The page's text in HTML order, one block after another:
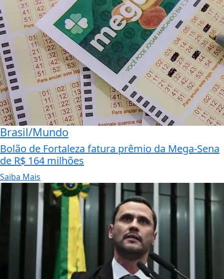
Brasil/Mundo
Bolão de Fortaleza fatura prêmio da Mega-Sena
de R$ 164 milhões
Saiba Mais